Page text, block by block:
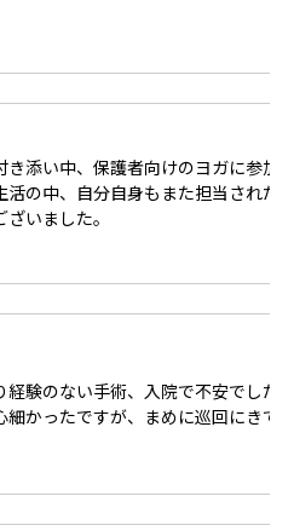
き添い中、保護者向けのヨガに参加
活の中、自分自身もまた担当された
いました。
経験のない手術、入院で不安でした
細かったですが、まめに巡回にきて